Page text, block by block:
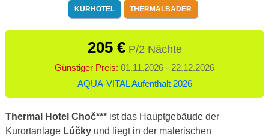
KURHOTEL THERMALBÄDER
205 €P/2 Nächte
Günstiger Preis: 01.11.2026 - 22.12.2026
AQUA-VITAL Aufenthalt 2026
Thermal Hotel Choč*** ist das Hauptgebäude der
Kurortanlage Lúčky und liegt in der malerischen